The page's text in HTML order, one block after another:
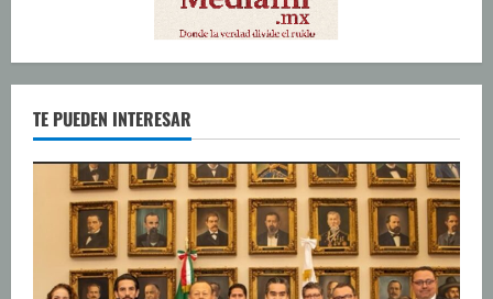
TE PUEDEN INTERESAR